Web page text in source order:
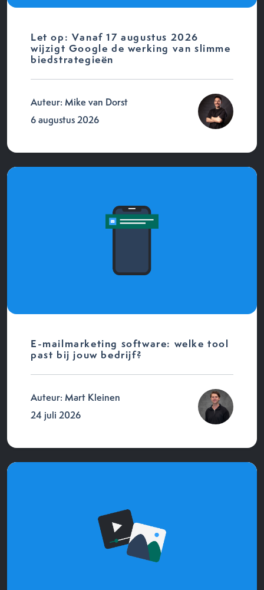
Let op: Vanaf 17 augustus 2026
wijzigt Google de werking van slimme
biedstrategieën
Auteur: Mike van Dorst
6 augustus 2026
E-mailmarketing software: welke tool
past bij jouw bedrijf?
Auteur: Mart Kleinen
24 juli 2026